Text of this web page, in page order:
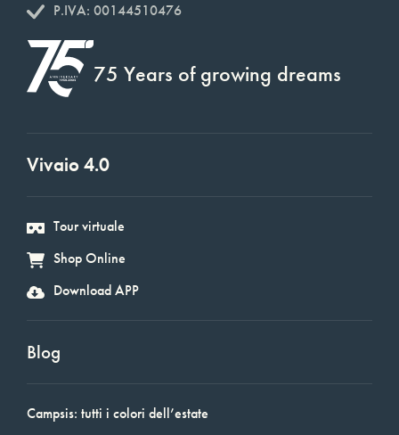
P.IVA: 00144510476
75 Years of growing dreams
Vivaio 4.0
Tour virtuale
Shop Online
Download APP
Blog
Campsis: tutti i colori dell’estate